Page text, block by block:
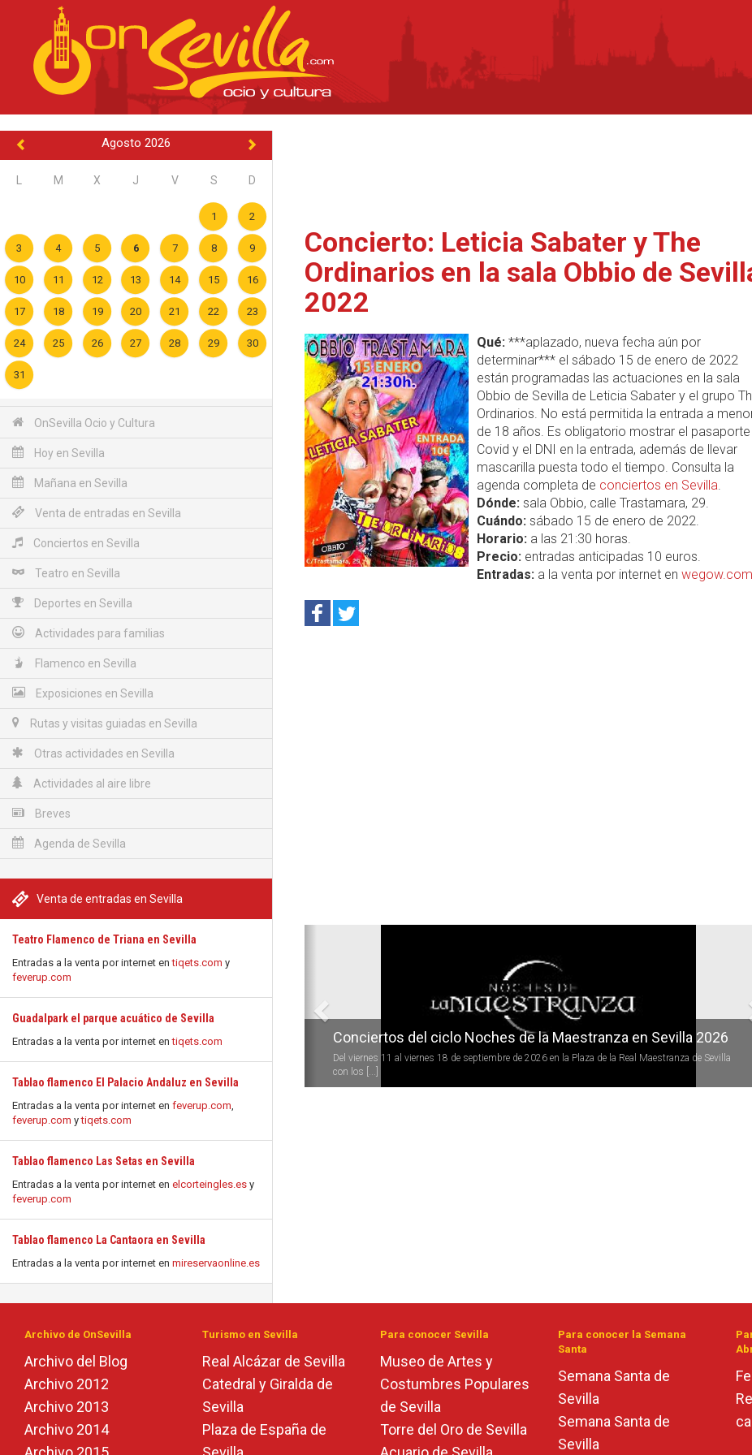
Agosto 2026
M X J V S D
1 2
3 4 5 6 7 8 9
10 11 12 13 14 15 16
17 18 19 20 21 22 23
24 25 26 27 28 29 30
31
OnSevilla Ocio y Cultura
Hoy en Sevilla
Mañana en Sevilla
Venta de entradas en Sevilla
Conciertos en Sevilla
Teatro en Sevilla
Deportes en Sevilla
Actividades para familias
Flamenco en Sevilla
Exposiciones en Sevilla
Rutas y visitas guiadas en Sevilla
Otras actividades en Sevilla
Actividades al aire libre
Breves
Agenda de Sevilla
Venta de entradas en Sevilla
Teatro Flamenco de Triana en Sevilla
Entradas a la venta por internet entiqets.com y
feverup.com
Guadalpark el parque acuático de Sevilla
Entradas a la venta por internet entiqets.com
Tablao flamenco El Palacio Andaluz en Sevilla
Entradas a la venta por internet en feverup.com,
feverup.com ytiqets.com
Tablao flamenco Las Setas en Sevilla
Entradas a la venta por internet en elcorteingles.es y
feverup.com
Tablao flamenco La Cantaora en Sevilla
Entradas a la venta por internet en mireservaonline.es
Concierto: Leticia Sabater y The
Ordinarios en la sala Obbio de
2022
Qué:***aplazado, nueva fecha aún por
determinar*** el sábado 15 de enero de 2022
están programadas las actuaciones en la sala
Obbio de Sevilla de Leticia Sabater y el grupo
Ordinarios. No está permitida la entrada a
de 18 años. Es obligatorio mostrar el pasaporte
Covid y el DNI en la entrada, además de llevar
mascarilla puesta todo el tiempo. Consulta la
agenda completa de conciertos en Sevilla.
Dónde:sala Obbio, calle Trastamara, 29.
Cuándo:sábado 15 de enero de 2022.
Horario:a las 21:30 horas.
Precio:entradas anticipadas 10 euros.
Entradas:a la venta por internet en wegow.com
Conciertos del ciclo Noches de la Maestranza en Sevilla 2026
Del viernes 11 al viernes 18 de septiembre de 2026 en la Plaza de la Real Maestranza de Sevilla
con los [...]
Archivo de OnSevilla
Archivo del Blog
Archivo 2012
Archivo 2013
Archivo 2014
Turismo en Sevilla
Real Alcázar de Sevilla
Catedral y Giralda de
Sevilla
Plaza de España de
Para conocer Sevilla
Museo de Artes y
Costumbres Populares
de Sevilla
Torre del Oro de Sevilla
Para conocer la Semana
Santa
Semana Santa de
Sevilla
Semana Santa de
Sevilla